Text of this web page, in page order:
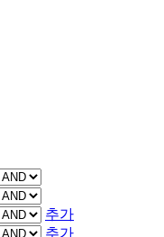
추가
추가